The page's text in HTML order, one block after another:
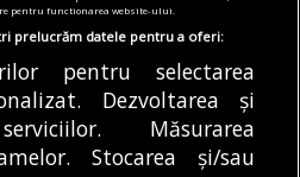
ilegale la
montată ultima grindă de
A0
pentru functionarea website-ului.
prelucrăm datele pentru a oferi:
pentru selectarea
Dezvoltarea și
Măsurarea
Stocarea și/sau